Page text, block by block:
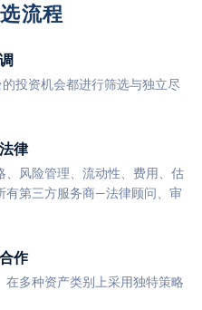
流程
投资机会都进行筛选与独立尽
律
、风险管理、流动性、费用、估
有第三方服务商—法律顾问、审
作
多种资产类别上采用独特策略